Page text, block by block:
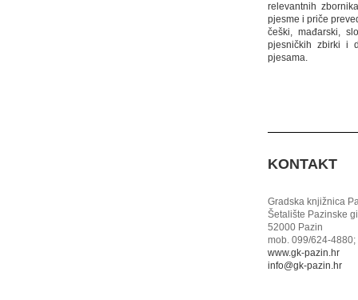
relevantnih
pjesme i priče
češki, mađarski,
pjesničkih zbirki i
pjesama.
KONTAKT
Gradska knjižnica
Šetalište Pazinske
52000 Pazin
mob. 099/624-
www.gk-pazin.hr
info@gk-pazin.hr